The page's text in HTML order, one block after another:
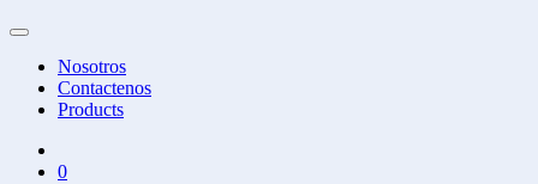
Nosotros
Contactenos
Products
0